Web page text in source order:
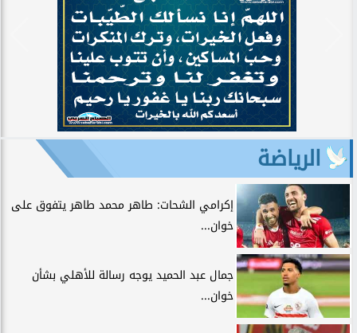
الرياضة
إكرامي الشحات: طاهر محمد طاهر يتفوق على
خوان...
جمال عبد الحميد يوجه رسالة للأهلي بشأن
خوان...